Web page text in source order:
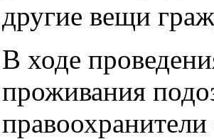
другие вещи
В ходе
проживания